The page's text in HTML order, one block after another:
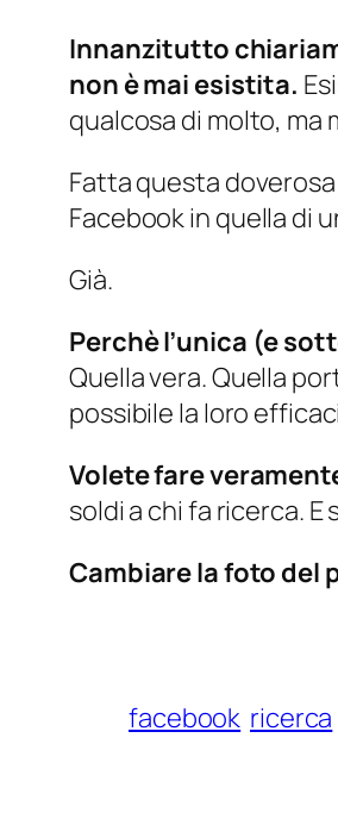
Innanzitutto
non è mai esistita.
qualcosa di molto, ma
Fatta questa
Facebook in quella di
Già.
Perchè l’unica (e
Quella vera. Quella
possibile la loro
Volete fare
soldi a chi fa ricerca.
Cambiare la foto del
facebook ricerca